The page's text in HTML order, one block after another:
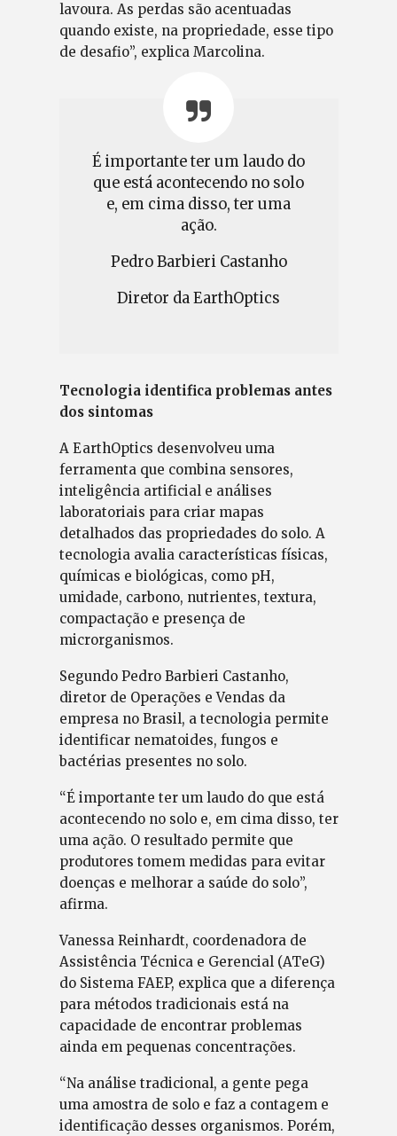
lavoura. As perdas são acentuadas
quando existe, na propriedade, esse tipo
de desafio”, explica Marcolina.
É importante ter um laudo do
que está acontecendo no solo
e, em cima disso, ter uma
ação.
Pedro Barbieri Castanho
Diretor da EarthOptics
Tecnologia identifica problemas antes
dos sintomas
A EarthOptics desenvolveu uma
ferramenta que combina sensores,
inteligência artificial e análises
laboratoriais para criar mapas
detalhados das propriedades do solo. A
tecnologia avalia características físicas,
químicas e biológicas, como pH,
umidade, carbono, nutrientes, textura,
compactação e presença de
microrganismos.
Segundo Pedro Barbieri Castanho,
diretor de Operações e Vendas da
empresa no Brasil, a tecnologia permite
identificar nematoides, fungos e
bactérias presentes no solo.
“É importante ter um laudo do que está
acontecendo no solo e, em cima disso, ter
uma ação. O resultado permite que
produtores tomem medidas para evitar
doenças e melhorar a saúde do solo”,
afirma.
Vanessa Reinhardt, coordenadora de
Assistência Técnica e Gerencial (ATeG)
do Sistema FAEP, explica que a diferença
para métodos tradicionais está na
capacidade de encontrar problemas
ainda em pequenas concentrações.
“Na análise tradicional, a gente pega
uma amostra de solo e faz a contagem e
identificação desses organismos. Porém,